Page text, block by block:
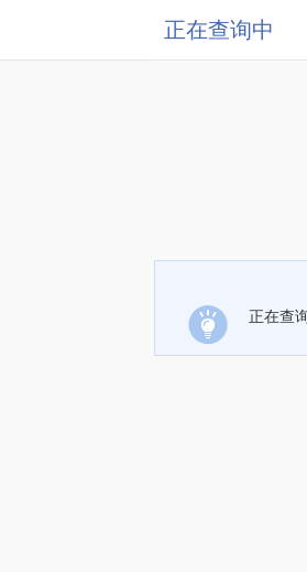
正在查询中
正在查